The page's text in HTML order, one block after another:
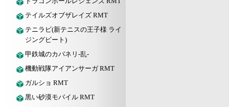
テイルズオブザレイズ RMT
テニラビ(新テニスの王子様 ライ
ジングビート)
甲鉄城のカバネリ-乱-
機動戦隊アイアンサーガ RMT
ガルショ RMT
黒い砂漠モバイル RMT